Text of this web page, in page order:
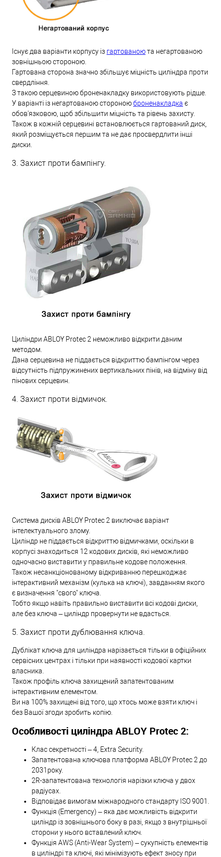
Існує два варіанти корпусу із гартованоюта негартованою
зовнішньою стороною.
Гартована сторона значно збільшує міцність циліндра проти
свердління.
З такою серцевиною броненакладку використовують рідше.
У варіанті із негартованою стороноюброненакладка є
обов'язковою, щоб збільшити міцність та рівень захисту.
Також в кожній серцевині встановлюється гартований диск,
який розміщується першим та не дає просвердлити інші
диски.
3. Захист проти бампінгу.
Циліндри ABLOY Protec 2 неможливо відкрити даним
методом.
Дана серцевина не піддається відкриттю бампінгом через
відсутність підпружинених вертикальних пінів, на відміну від
пінових серцевин.
4. Захист проти відмичок.
Система дисків ABLOY Protec 2 виключає варіант
інтелектуального злому.
Циліндр не піддається відкриттю відмичками, оскільки в
корпусі знаходиться 12 кодових дисків, які неможливо
одночасно виставити у правильне кодове положення.
Також несанкціонованому відкриванню перешкоджає
інтерактивний механізм (кулька на ключі), завданням якого
є визначення "свого" ключа.
Тобто якщо навіть правильно виставити всі кодові диски,
але без ключа – циліндр провернути не вдасться.
5. Захист проти дублювання ключа.
Дублікат ключа для циліндра нарізається тільки в офіційних
сервісних центрах і тільки при наявності кодової картки
власника.
Також профіль ключа захищений запатентованим
інтерактивним елементом.
Ви на 100% захищені від того, що хтось може взяти ключ і
без Вашої згоди зробить копію.
Особливості циліндра ABLOY Protec 2:
Клас секретності – 4, Extra Security.
Запатентована ключова платформа ABLOY Protec 2 до
2031року.
2R-запатентована технологія нарізки ключа у двох
радіусах.
Відповідає вимогам міжнародного стандарту ISO 9001.
Функція (Emergency) – яка дає можливість відкрити
циліндр із зовнішнього боку в разі, якщо з внутрішньої
сторони у нього вставлений ключ.
Функція AWS (Anti-Wear System) – сукупність елементів
в циліндрі та ключі, які мінімізують ефект зносу при